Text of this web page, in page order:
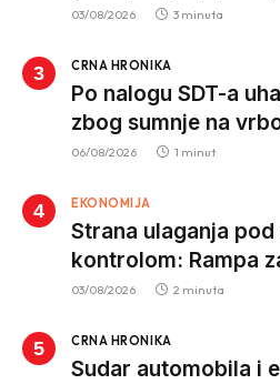
istrage ukazuju na
03/08/2026 3 minuta
CRNA HRONIKA
Po nalogu SDT-a
zbog sumnje na
za izvršenje
06/08/2026 1 minut
EKONOMIJA
Strana ulaganja
kontrolom: Rampa
03/08/2026 2 minuta
CRNA HRONIKA
Sudar automobila i